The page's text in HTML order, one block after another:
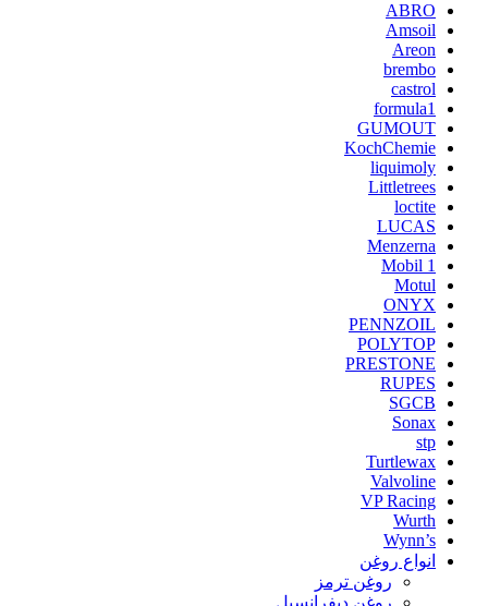
ABRO
Amsoil
Areon
brembo
castrol
formula1
GUMOUT
KochChemie
liquimoly
Littletrees
loctite
LUCAS
Menzerna
Mobil 1
Motul
ONYX
PENNZOIL
POLYTOP
PRESTONE
RUPES
SGCB
Sonax
stp
Turtlewax
Valvoline
VP Racing
Wurth
Wynn’s
انواع روغن
روغن ترمز